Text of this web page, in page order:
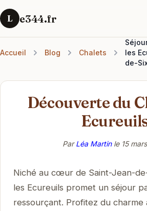
L e344.fr
Accueil Blog Chalets
les
de-
Découverte du
ParLéa Martinle 15
Niché au cœur de Saint-Jean-
les Ecureuils promet un séjour
ressourçant. Profitez du charme